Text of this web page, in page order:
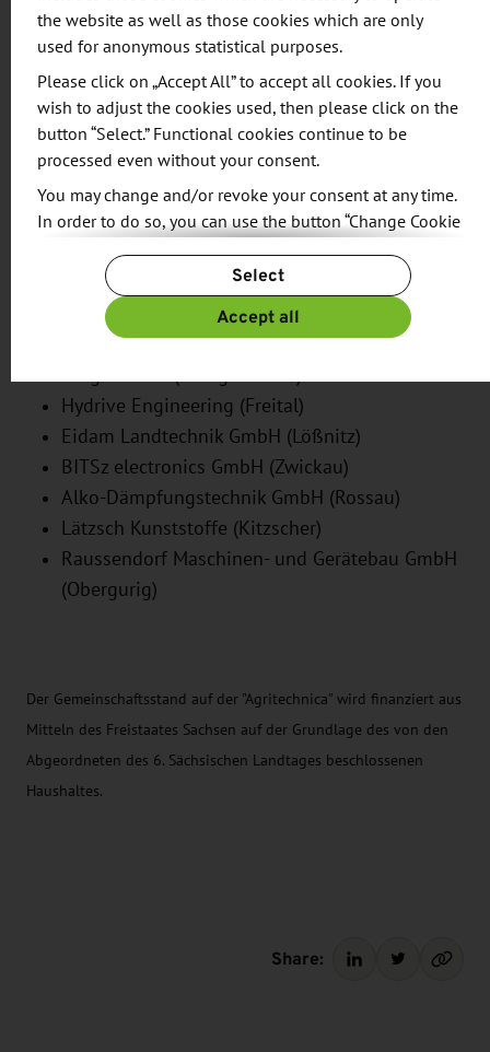
aktuellen Technik-Entwicklungen werden auf
unserem Messestand zu sehen sein. Wir freuen uns
auf ein starkes Interesse des internationalen
Fachpublikums und eine erfolgreiche Messe für die
sächsischen Aussteller."
Firmen am sächsischen Gemeinschaftsstand (Halle
25, Stand E13):
LMEngineering GmbH (Pöhl)
Kollitsch GmbH (Leipzig)
Apus Systems (Dresden)
Hydrive Engineering (Freital)
Eidam Landtechnik GmbH (Lößnitz)
BITSz electronics GmbH (Zwickau)
Alko-Dämpfungstechnik GmbH (Rossau)
Lätzsch Kunststoffe (Kitzscher)
Raussendorf Maschinen- und Gerätebau GmbH
(Obergurig)
Der Gemeinschaftsstand auf der "Agritechnica" wird finanziert aus
Mitteln des Freistaates Sachsen auf der Grundlage des von den
Abgeordneten des 6. Sächsischen Landtages beschlossenen
Haushaltes.
Share:
the website as well as those cookies which are only
used for anonymous statistical purposes.
Please click on „Accept All” to accept all cookies. If you
wish to adjust the cookies used, then please click on the
button “Select.” Functional cookies continue to be
processed even without your consent.
You may change and/or revoke your consent at any time.
In order to do so, you can use the button “Change Cookie
For more information, please see our
Privacy Policy.
Additional information can be found in our
Imprint
Select
Accept all